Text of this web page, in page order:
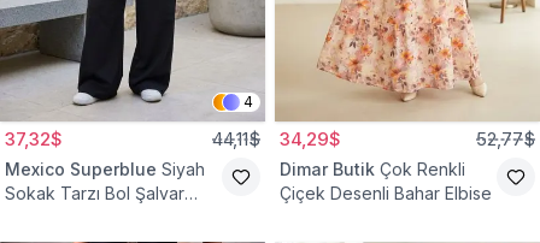
4
37,32$ 44,11$
Mexico Superblue Siyah
Sokak Tarzı Bol Şalvar
34,29$ 52,77$
Dimar Butik Çok Renkli
Çiçek Desenli Bahar Elbise